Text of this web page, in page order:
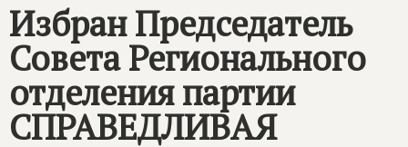
Избран Председатель
Совета Регионального
отделения партии
СПРАВЕДЛИВАЯ